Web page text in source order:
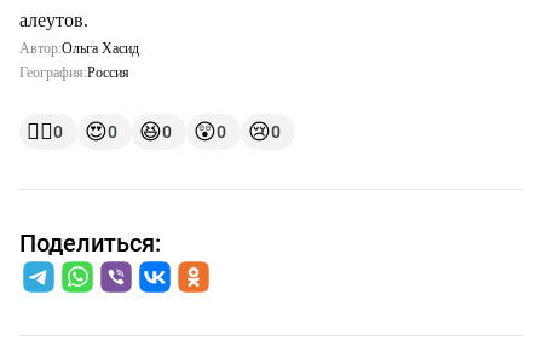
алеутов.
Автор:Ольга Хасид
География:Россия
👍🏻0 😍0 😆0 😲0 😢0
Поделиться: